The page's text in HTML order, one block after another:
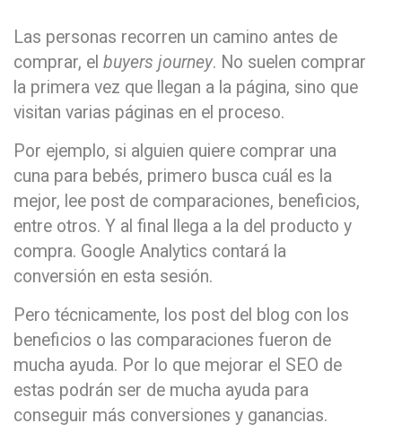
Las personas recorren un camino antes de
comprar, el buyers journey. No suelen comprar
la primera vez que llegan a la página, sino que
visitan varias páginas en el proceso.
Por ejemplo, si alguien quiere comprar una
cuna para bebés, primero busca cuál es la
mejor, lee post de comparaciones, beneficios,
entre otros. Y al final llega a la del producto y
compra. Google Analytics contará la
conversión en esta sesión.
Pero técnicamente, los post del blog con los
beneficios o las comparaciones fueron de
mucha ayuda. Por lo que mejorar el SEO de
estas podrán ser de mucha ayuda para
conseguir más conversiones y ganancias.